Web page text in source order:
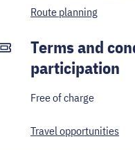
Route planning
Terms and
participation
Free of charge
Travel opportunities